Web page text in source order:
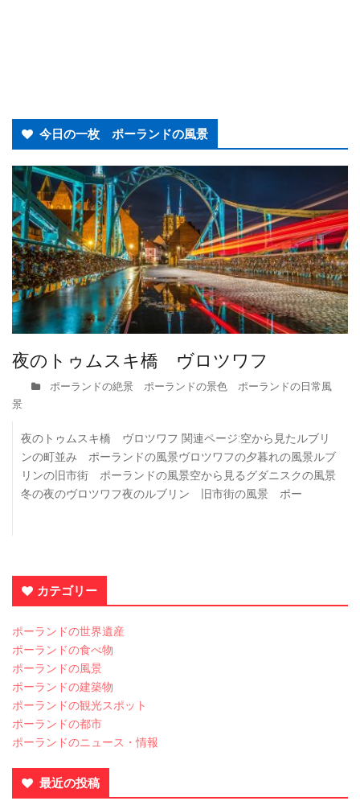
今日の一枚 ポーランドの風景
夜のトゥムスキ橋 ヴロツワフ
ポーランドの絶景 ポーランドの景色 ポーランドの日常風
景
夜のトゥムスキ橋 ヴロツワフ 関連ページ:空から見たルブリ
ンの町並み ポーランドの風景ヴロツワフの夕暮れの風景ルブ
リンの旧市街 ポーランドの風景空から見るグダニスクの風景
冬の夜のヴロツワフ夜のルブリン 旧市街の風景 ポー
カテゴリー
ポーランドの世界遺産
ポーランドの食べ物
ポーランドの風景
ポーランドの建築物
ポーランドの観光スポット
ポーランドの都市
ポーランドのニュース・情報
最近の投稿